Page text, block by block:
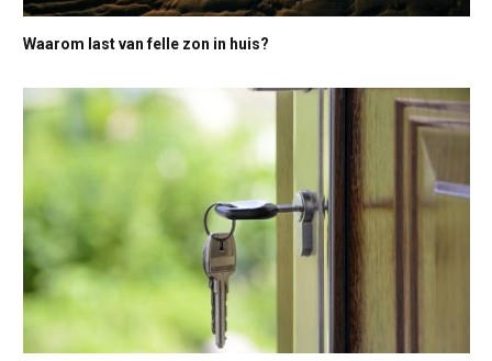
Waarom last van felle zon in huis?